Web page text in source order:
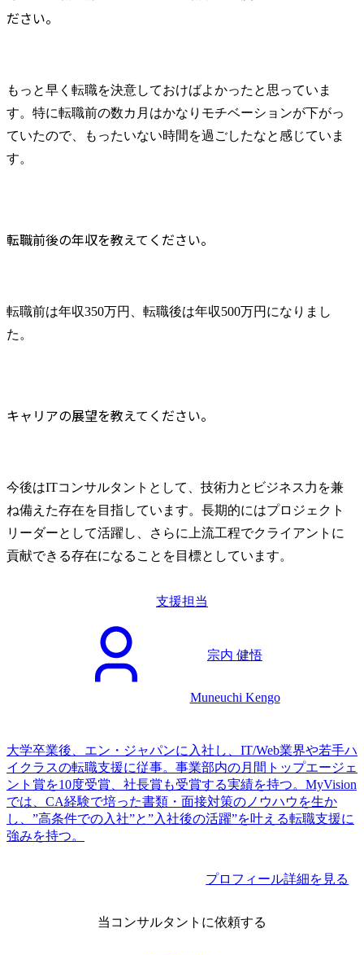
ださい。
もっと早く転職を決意しておけばよかったと思っていま
す。特に転職前の数カ月はかなりモチベーションが下がっ
ていたので、もったいない時間を過ごしたなと感じていま
す。
転職前後の年収を教えてください。
転職前は年収350万円、転職後は年収500万円になりまし
た。
キャリアの展望を教えてください。
今後はITコンサルタントとして、技術力とビジネス力を兼
ね備えた存在を目指しています。長期的にはプロジェクト
リーダーとして活躍し、さらに上流工程でクライアントに
貢献できる存在になることを目標としています。
支援担当
宗内 健悟
Muneuchi Kengo
大学卒業後、エン・ジャパンに入社し、IT/Web業界や若手ハ
イクラスの転職支援に従事。事業部内の月間トップエージェ
ント賞を10度受賞、社長賞も受賞する実績を持つ。MyVision
では、CA経験で培った書類・面接対策のノウハウを生か
し、”高条件での入社”と”入社後の活躍”を叶える転職支援に
強みを持つ。
プロフィール詳細を見る
当コンサルタントに依頼する